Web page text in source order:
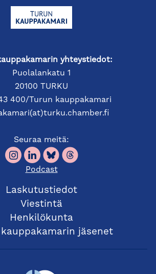
yhteystiedot:
Puolalankatu 1
20100 TURKU
400/Turun kauppakamari
Seuraa meitä:
Podcast
Laskutustiedot
Viestintä
Henkilökunta
jäsenet